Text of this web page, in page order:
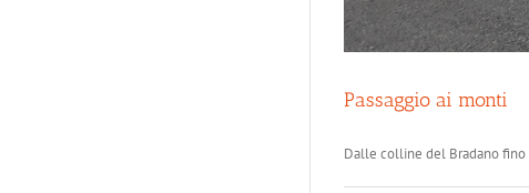
Passaggio ai monti
Dalle colline del Bradano fino